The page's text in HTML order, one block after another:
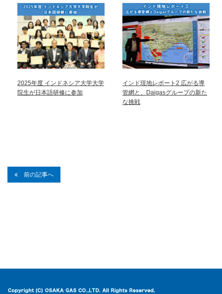
2025年度 インドネシア大学大学
院生が日本語研修に参加
インド現地レポート2 広がる導
管網と、Daigasグループの新た
な挑戦
前の記事へ